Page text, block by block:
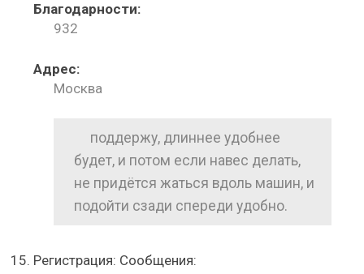
Благодарности:
932
Адрес:
Москва
поддержу, длиннее удобнее
будет, и потом если навес делать,
не придётся жаться вдоль машин, и
подойти сзади спереди удобно.
Регистрация: Сообщения: